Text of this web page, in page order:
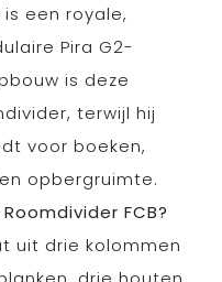
is een royale,
Pira G2-
is deze
terwijl hij
voor boeken,
opbergruimte.
FCB?
uit drie kolommen